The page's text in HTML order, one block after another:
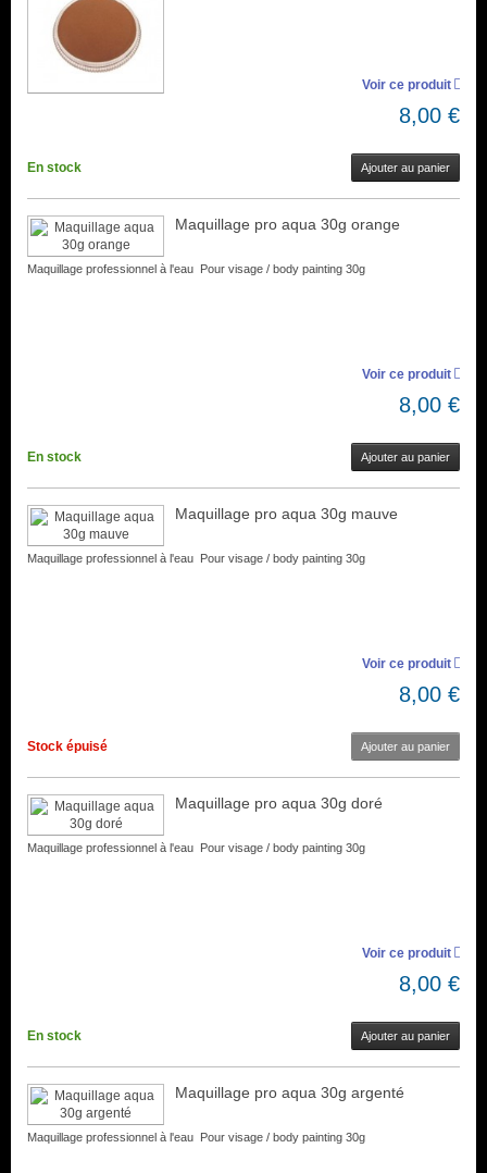
Voir ce produit
8,00 €
En stock Ajouter au panier
Maquillage pro aqua 30g orange
Maquillage professionnel à l'eau Pour visage / body painting 30g
Voir ce produit
8,00 €
En stock Ajouter au panier
Maquillage pro aqua 30g mauve
Maquillage professionnel à l'eau Pour visage / body painting 30g
Voir ce produit
8,00 €
Stock épuisé Ajouter au panier
Maquillage pro aqua 30g doré
Maquillage professionnel à l'eau Pour visage / body painting 30g
Voir ce produit
8,00 €
En stock Ajouter au panier
Maquillage pro aqua 30g argenté
Maquillage professionnel à l'eau Pour visage / body painting 30g